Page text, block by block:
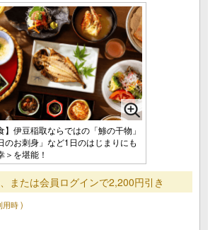
】伊豆稲取ならではの「鯵の干物」
のお刺身」など1日のはじまりにも
＞を堪能！
または会員ログインで2,200円引き
用時 )